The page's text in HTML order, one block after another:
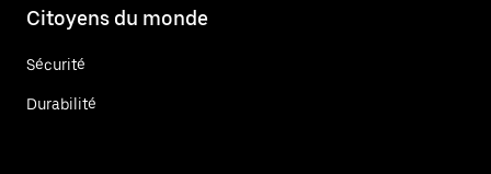
Citoyens du monde
Sécurité
Durabilité